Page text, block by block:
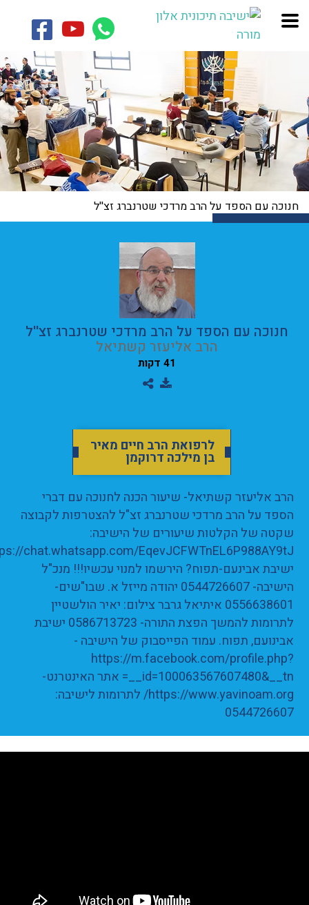
חנוכה עם הספד על הרב מרדכי שטרנברג זצ''ל
חנוכה עם הספד על הרב מרדכי שטרנברג זצ''ל
הרב אליעזר קשתיאל
41 דקות
לרפואת הרב חיים מאיר
בן מילכה דרוקמן
הרב אליעזר קשתיאל- שיעור הכנה לחנוכה עם דברי
הספד על הרב מרדכי שטרנברג זצ"ל להצטרפות לקבוצה
שקטה של הקלטות שיעורים של הישיבה:
chat.whatsapp.com/EqevJCFWTnEL6P988AY9tJ
ישיבת אבינעם-תפוח? הירשמו למנוי עכשיו!!! מנכ"ל
הישיבה- 0544726607 יהודה מייזל א. שבו"שים-
0556638601 איתיאל גרבר צילום: יאיר הולשטיין
לתרומות להמשך הפצת התורה- 0586713723 ישיבת
אבינועם, תפוח. עמוד הפייסבוק של הישיבה -
https://m.facebook.com/profile.php?
id=100063567607480&__tn__= אתר האינטרנט-
https://www.yavinoam.org/ לתרומות לישיבה:
0544726607